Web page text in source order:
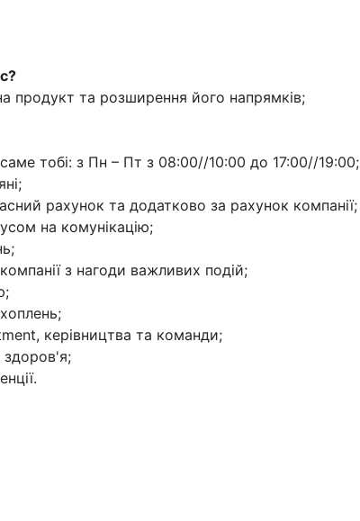
продукт та розширення його напрямків;
тобі: з Пн – Пт з 08:00//10:00 до 17:00//19:00;
рахунок та додатково за рахунок компанії;
на комунікацію;
з нагоди важливих подій;
керівництва та команди;